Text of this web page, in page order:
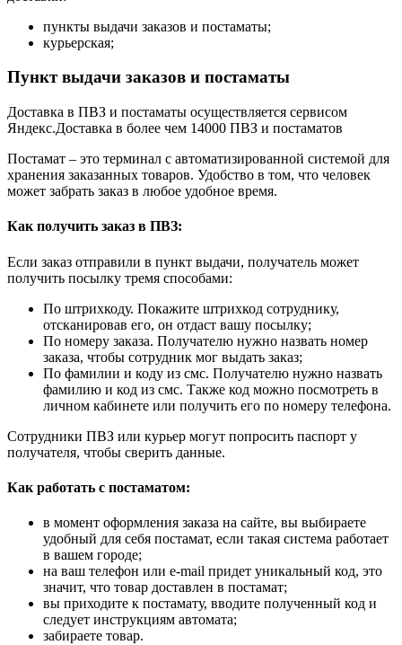
пункты выдачи заказов и постаматы;
курьерская;
Пункт выдачи заказов и постаматы
Доставка в ПВЗ и постаматы осуществляется сервисом
Яндекс.Доставка в более чем 14000 ПВЗ и постаматов
Постамат – это терминал с автоматизированной системой для
хранения заказанных товаров. Удобство в том, что человек
может забрать заказ в любое удобное время.
Как получить заказ в ПВЗ:
Если заказ отправили в пункт выдачи, получатель может
получить посылку тремя способами:
По штрихкоду. Покажите штрихкод сотруднику,
отсканировав его, он отдаст вашу посылку;
По номеру заказа. Получателю нужно назвать номер
заказа, чтобы сотрудник мог выдать заказ;
По фамилии и коду из смс. Получателю нужно назвать
фамилию и код из смс. Также код можно посмотреть в
личном кабинете или получить его по номеру телефона.
Сотрудники ПВЗ или курьер могут попросить паспорт у
получателя, чтобы сверить данные.
Как работать с постаматом:
в момент оформления заказа на сайте, вы выбираете
удобный для себя постамат, если такая система работает
в вашем городе;
на ваш телефон или e-mail придет уникальный код, это
значит, что товар доставлен в постамат;
вы приходите к постамату, вводите полученный код и
следует инструкциям автомата;
забираете товар.